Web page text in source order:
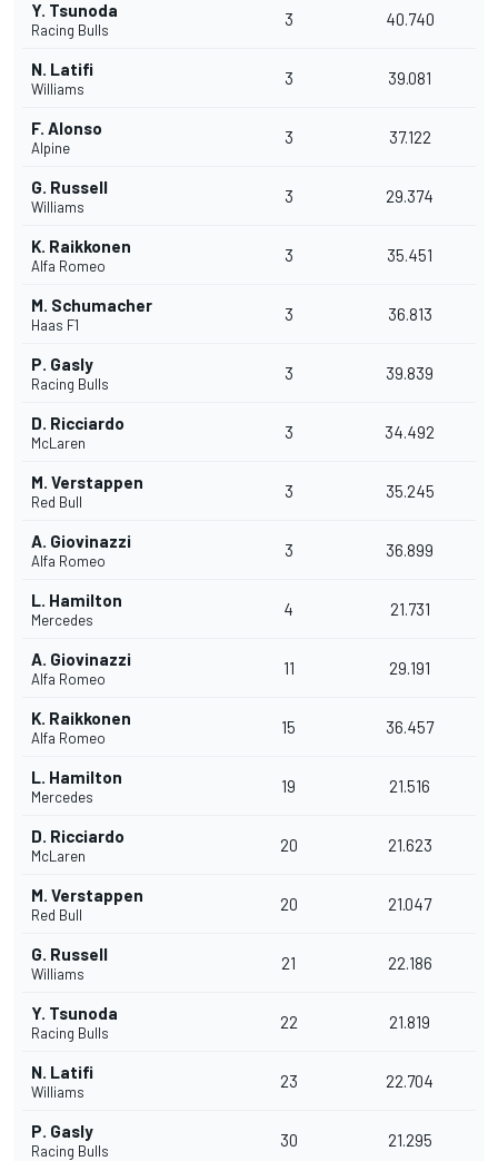
Y. Tsunoda
Racing Bulls
3 40.740
N. Latifi
Williams
3 39.081
F. Alonso
Alpine
3 37.122
G. Russell
Williams
3 29.374
K. Raikkonen
Alfa Romeo
3 35.451
M. Schumacher
Haas F1
3 36.813
P. Gasly
Racing Bulls
3 39.839
D. Ricciardo
McLaren
3 34.492
M. Verstappen
Red Bull
3 35.245
A. Giovinazzi
Alfa Romeo
3 36.899
L. Hamilton
Mercedes
4 21.731
A. Giovinazzi
Alfa Romeo
11 29.191
K. Raikkonen
Alfa Romeo
15 36.457
L. Hamilton
Mercedes
19 21.516
D. Ricciardo
McLaren
20 21.623
M. Verstappen
Red Bull
20 21.047
G. Russell
Williams
21 22.186
Y. Tsunoda
Racing Bulls
22 21.819
N. Latifi
Williams
23 22.704
P. Gasly
Racing Bulls
30 21.295